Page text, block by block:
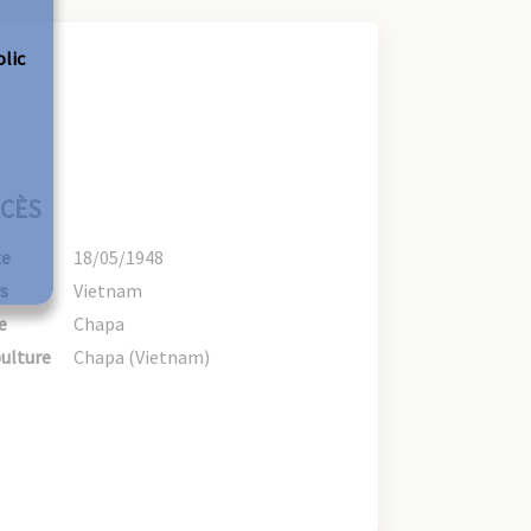
18/05/1948
Vietnam
Chapa
Chapa (Vietnam)